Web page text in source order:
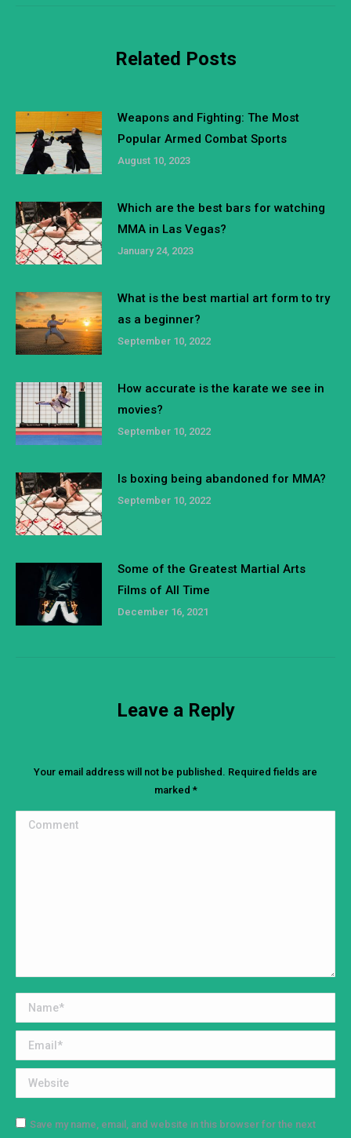
Related Posts
Weapons and Fighting: The Most
Popular Armed Combat Sports
August 10, 2023
Which are the best bars for watching
MMA in Las Vegas?
January 24, 2023
What is the best martial art form to try
as a beginner?
September 10, 2022
How accurate is the karate we see in
movies?
September 10, 2022
Is boxing being abandoned for MMA?
September 10, 2022
Some of the Greatest Martial Arts
Films of All Time
December 16, 2021
Leave a Reply
Your email address will not be published. Required fields are
marked *
Comment
Name *
Email *
Website
Save my name, email, and website in this browser for the next